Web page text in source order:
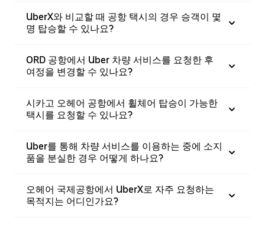
UberX와 비교할 때 공항 택시의 경우 승객이 몇
명 탑승할 수 있나요?
ORD 공항에서 Uber 차량 서비스를 요청한 후
여정을 변경할 수 있나요?
시카고 오헤어 공항에서 휠체어 탑승이 가능한
택시를 요청할 수 있나요?
Uber를 통해 차량 서비스를 이용하는 중에 소지
품을 분실한 경우 어떻게 하나요?
오헤어 국제공항에서 UberX로 자주 요청하는
목적지는 어디인가요?